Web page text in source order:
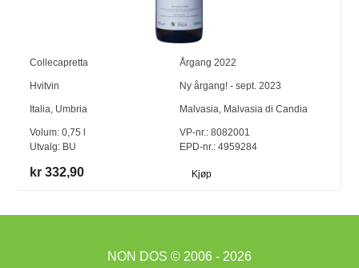
Collecapretta Årgang 2022
Hvitvin Ny årgang! - sept. 2023
Italia, Umbria Malvasia, Malvasia di Candia
Volum:0,75
Utvalg: BU
VP-nr.:8082001
EPD-nr.: 4959284
kr 332,90 Kjøp
NON DOS © 2006 - 2026